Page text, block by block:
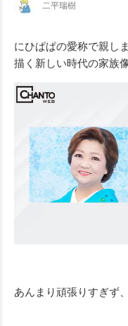
二平瑞樹
にひぱぱの愛称で親し
描く新しい時代の家族像
あんまり頑張りすぎず